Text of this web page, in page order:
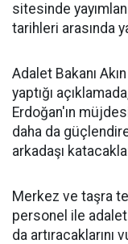
sitesinde
tarihleri arasında
Adalet Bakanı
yaptığı
Erdoğan'ın
daha da
arkadaşı
Merkez ve taşra
personel ile
da artıracaklarını